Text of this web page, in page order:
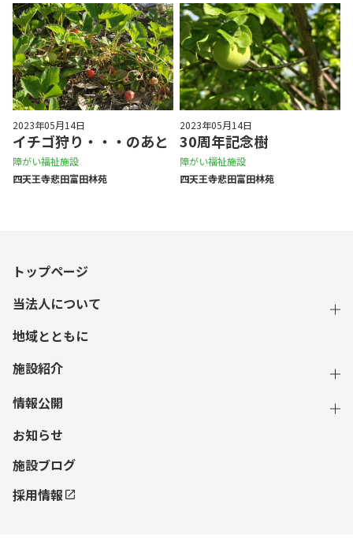
2023年05月14日
イチゴ狩り・・・のあと
障がい福祉施設
四天王寺悲⽥富⽥林苑
2023年05月14日
30周年記念樹
障がい福祉施設
四天王寺悲⽥富⽥林苑
トップページ
当法人について
地域とともに
施設紹介
情報公開
お知らせ
施設ブログ
採用情報